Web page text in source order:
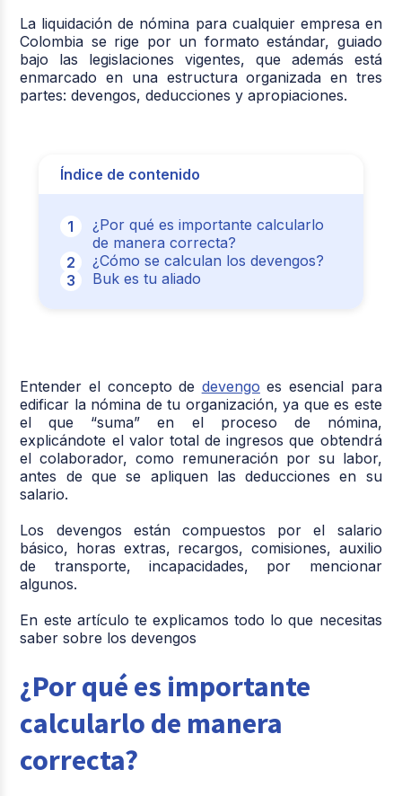
La liquidación de nómina para cualquier empresa en
Colombia se rige por un formato estándar, guiado
bajo las legislaciones vigentes, que además está
enmarcado en una estructura organizada en tres
partes: devengos, deducciones y apropiaciones.
Índice de contenido
¿Por qué es importante calcularlo
de manera correcta?
¿Cómo se calculan los devengos?
Buk es tu aliado
Entender el concepto de devengo es esencial para
edificar la nómina de tu organización, ya que es este
el que “suma” en el proceso de nómina,
explicándote el valor total de ingresos que obtendrá
el colaborador, como remuneración por su labor,
antes de que se apliquen las deducciones en su
salario.
Los devengos están compuestos por el salario
básico, horas extras, recargos, comisiones, auxilio
de transporte, incapacidades, por mencionar
algunos.
En este artículo te explicamos todo lo que necesitas
saber sobre los devengos
¿Por qué es importante
calcularlo de manera
correcta?